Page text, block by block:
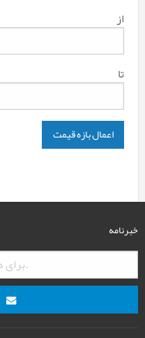
از
تا
اعمال بازه قیمت
خبرنامه